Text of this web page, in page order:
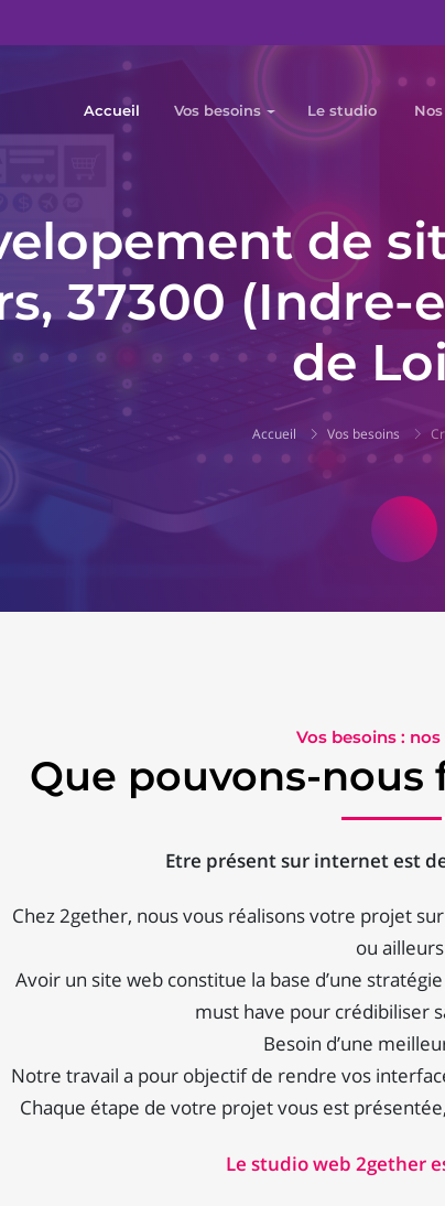
Accueil Vos besoins Le studio
de
37300 (Indre-
de
Accueil Vos besoins
Vos besoins :
Que pouvons-nous
Etre présent sur internet est
Chez 2gether, nous vous réalisons votre projet
ou
Avoir un site web constitue la base d’une
must have pour crédibiliser
Besoin d’une
Notre travail a pour objectif de rendre vos
Chaque étape de votre projet vous est
Le studio web 2gether